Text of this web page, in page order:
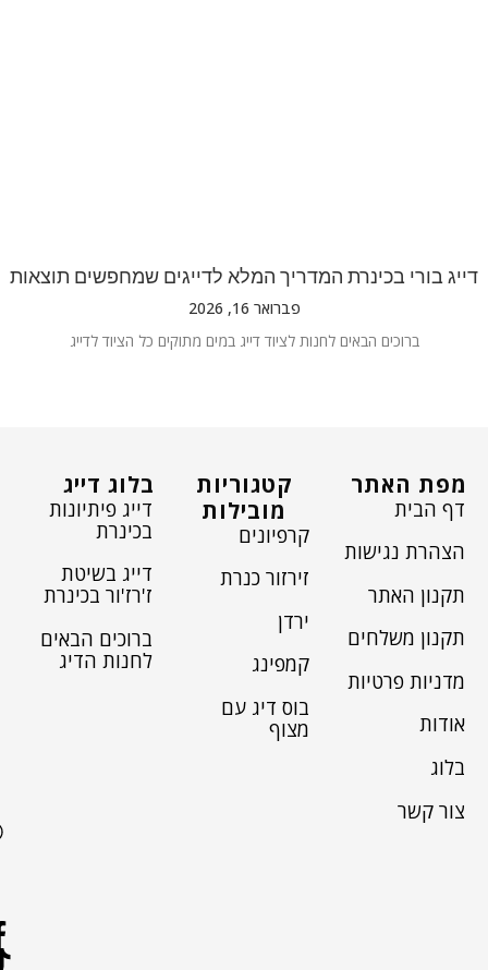
דייג בורי בכינרת המדריך המלא לדייגים שמחפשים תוצאות
פברואר 16, 2026
ברוכים הבאים לחנות לציוד דייג במים מתוקים כל הציוד לדייג
מפת האתר
דף הבית
הצהרת נגישות
תקנון האתר
תקנון משלחים
מדניות פרטיות
אודות
בלוג
צור קשר
קטגוריות
מובילות
קרפיונים
זירזור כנרת
ירדן
קמפינג
בוס דיג עם
מצוף
בלוג דייג
דייג פיתיונות
בכינרת
דייג בשיטת
ז'רז'ור בכינרת
ברוכים הבאים
לחנות הדיג